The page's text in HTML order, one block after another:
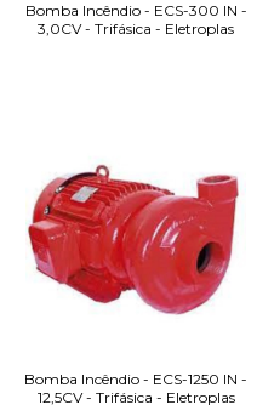
Bomba Incêndio - ECS-300 IN -
3,0CV - Trifásica - Eletroplas
Bomba Incêndio - ECS-1250 IN -
12,5CV - Trifásica - Eletroplas